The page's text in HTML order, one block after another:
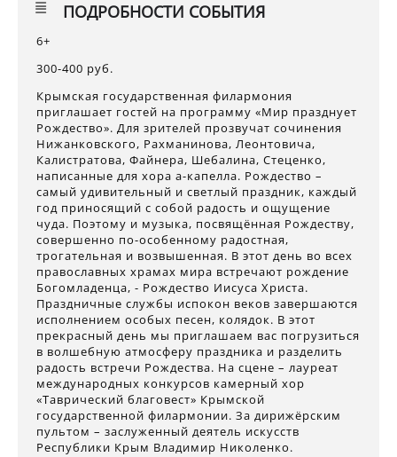
ПОДРОБНОСТИ СОБЫТИЯ
6+
300-400 руб.
Крымская государственная филармония
приглашает гостей на программу «Мир празднует
Рождество». Для зрителей прозвучат сочинения
Нижанковского, Рахманинова, Леонтовича,
Калистратова, Файнера, Шебалина, Стеценко,
написанные для хора а-капелла. Рождество –
самый удивительный и светлый праздник, каждый
год приносящий с собой радость и ощущение
чуда. Поэтому и музыка, посвящённая Рождеству,
совершенно по-особенному радостная,
трогательная и возвышенная. В этот день во всех
православных храмах мира встречают рождение
Богомладенца, - Рождество Иисуса Христа.
Праздничные службы испокон веков завершаются
исполнением особых песен, колядок. В этот
прекрасный день мы приглашаем вас погрузиться
в волшебную атмосферу праздника и разделить
радость встречи Рождества. На сцене – лауреат
международных конкурсов камерный хор
«Таврический благовест» Крымской
государственной филармонии. За дирижёрским
пультом – заслуженный деятель искусств
Республики Крым Владимир Николенко.